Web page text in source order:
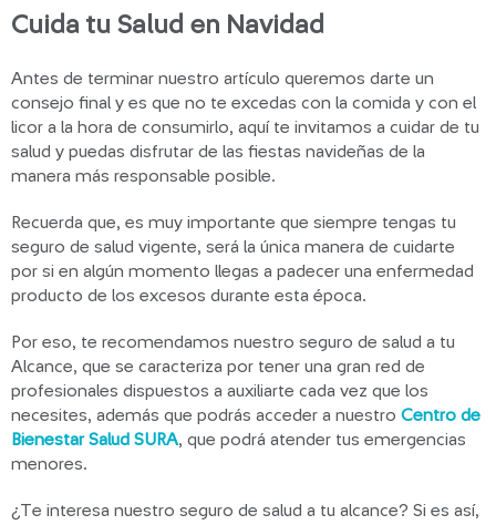
Cuida tu Salud en Navidad
Antes de terminar nuestro artículo queremos darte un
consejo final y es que no te excedas con la comida y con el
licor a la hora de consumirlo, aquí te invitamos a cuidar de tu
salud y puedas disfrutar de las fiestas navideñas de la
manera más responsable posible.
Recuerda que, es muy importante que siempre tengas tu
seguro de salud vigente, será la única manera de cuidarte
por si en algún momento llegas a padecer una enfermedad
producto de los excesos durante esta época.
Por eso, te recomendamos nuestro seguro de salud a tu
Alcance, que se caracteriza por tener una gran red de
profesionales dispuestos a auxiliarte cada vez que los
necesites, además que podrás acceder a nuestro Centro de
Bienestar Salud SURA, que podrá atender tus emergencias
menores.
¿Te interesa nuestro seguro de salud a tu alcance? Si es así,